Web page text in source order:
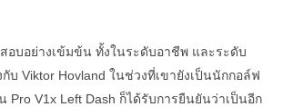
อบอย่างเข้มข้น ทั้งในระดับอาชีพ และระดับ
บ Viktor Hovland ในช่วงที่เขายังเป็นนักกอล์ฟ
Pro V1x Left Dash ก็ได้รับการยืนยันว่าเป็นอีก